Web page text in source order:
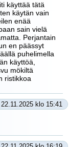
käyttää tätä
käytän vain
enää
sain vielä
Perjantain
en päässyt
puhelimella
käyttöä,
mökiltä
ristikkoa
22.11.2025 klo 15:41